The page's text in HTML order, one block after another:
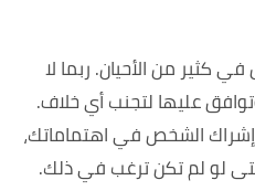
كثير من الأحيان. ربما لا
عليها لتجنب أي خلاف.
إشراك الشخص في اهتماماتك،
لو لم تكن ترغب في ذلك.